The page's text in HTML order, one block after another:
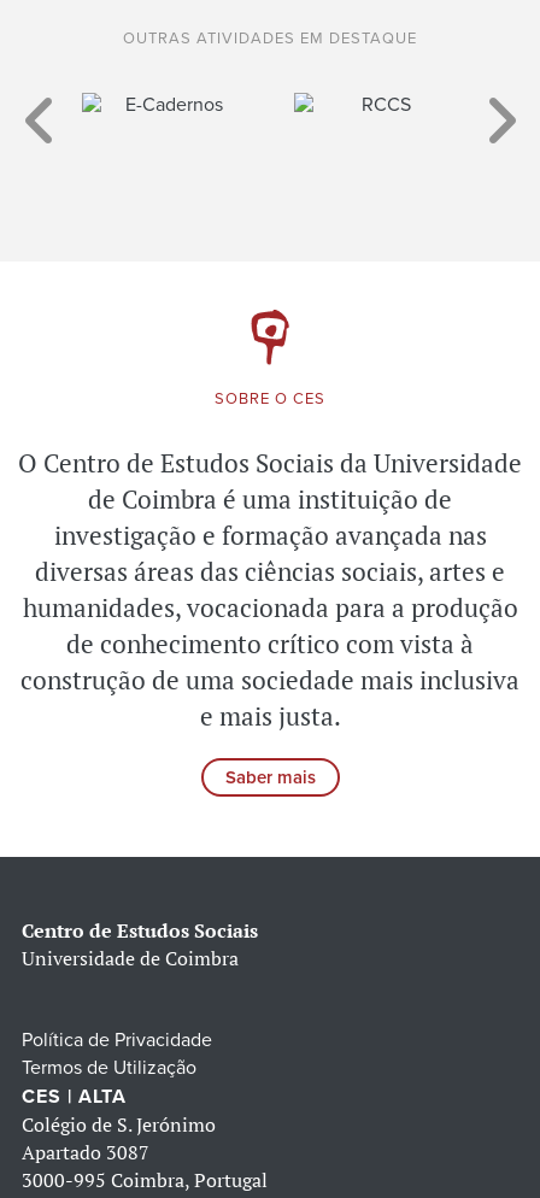
OUTRAS ATIVIDADES EM DESTAQUE
SOBRE O CES
O Centro de Estudos Sociais da Universidade
de Coimbra é uma instituição de
investigação e formação avançada nas
diversas áreas das ciências sociais, artes e
humanidades, vocacionada para a produção
de conhecimento crítico com vista à
construção de uma sociedade mais inclusiva
e mais justa.
Saber mais
Centro de Estudos Sociais
Universidade de Coimbra
Política de Privacidade
Termos de Utilização
CES | ALTA
Colégio de S. Jerónimo
Apartado 3087
3000-995 Coimbra, Portugal